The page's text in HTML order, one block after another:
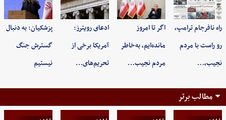
راه نافرجام ترامپ،
رو راست با مردم
نجیب،…
اگر تا امروز
مانده‌ایم، به‌خاطر
مردم نجیب…
ادعای رویترز:
آمریکا برخی از
تحریم‌های…
پزشکیان: به‌ دنبال
گسترش جنگ
نیستیم
مطالب برتر